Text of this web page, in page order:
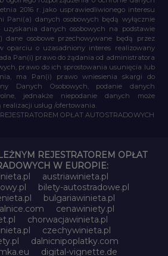
2016 r. jako usprawiedliwionego interesu
Pani(a) danych osobowych będą wyłącznie
danych osobowych na podstawie
dane osobowe przechowywane będą przez
oparciu o uzasadniony interes realizowany
Pan(i) prawo do żądania od administratora
prawo do ich sprostowania usunięcia lub
ma Pan(i) prawo wniesienia skargi do
Danych Osobowych, podanie danych
jednakże niepodanie danych może
usług /ofertowania.
OPŁAT AUTOSTRADOWYCH
REJESTRATOREM OPŁAT
W EUROPIE:
austriawinieta.pl
bilety-autostradowe.pl
bulgariawinieta.pl
cenawiniety.pl
chorwacjawinieta.pl
czechywinieta.pl
dalnicnipoplatky.com
digital-vignette.de